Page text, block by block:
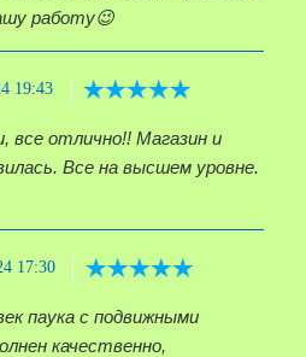
работу😉
19:43
все отлично!! Магазин и
Все на высшем уровне.
17:30
паука с подвижными
качественно,